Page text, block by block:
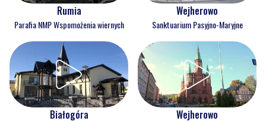
Rumia
Parafia NMP Wspomożenia wiernych
Wejherowo
Sanktuarium Pasyjno-Maryjne
Białogóra Wejherowo